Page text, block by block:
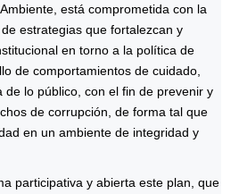
está comprometida con la
estrategias que fortalezcan y
en torno a la política de
de comportamientos de cuidado,
de lo público, con el fin de prevenir y
de corrupción, de forma tal que
en un ambiente de integridad y
participativa y abierta este plan, que